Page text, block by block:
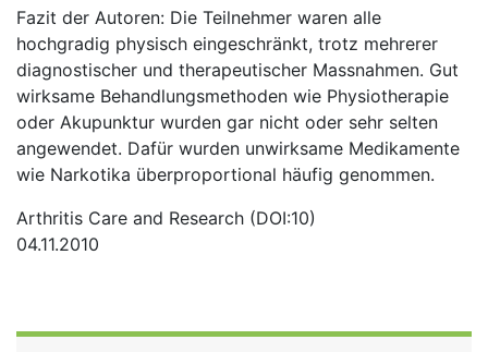
Fazit der Autoren: Die Teilnehmer waren alle
hochgradig physisch eingeschränkt, trotz mehrerer
diagnostischer und therapeutischer Massnahmen. Gut
wirksame Behandlungsmethoden wie Physiotherapie
oder Akupunktur wurden gar nicht oder sehr selten
angewendet. Dafür wurden unwirksame Medikamente
wie Narkotika überproportional häufig genommen.
Arthritis Care and Research (DOI:10)
04.11.2010